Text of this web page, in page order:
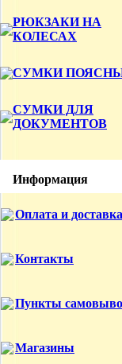
РЮКЗАКИ НА
КОЛЕСАХ
СУМКИ
СУМКИ ДЛЯ
ДОКУМЕНТОВ
Информация
Оплата и доставка
Контакты
Пункты
Магазины